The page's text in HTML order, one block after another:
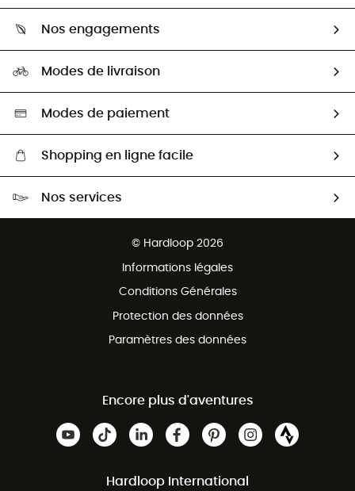
Guide des tailles
Seconde Main
Aide & Contact
HardGuides
Nos engagements
Sélection éco-responsable
Modes de livraison
Modes de paiement
Shopping en ligne facile
Nos services
© Hardloop 2026
Informations légales
Conditions Générales
Protection des données
Paramètres des données
Encore plus d'aventures
Hardloop International